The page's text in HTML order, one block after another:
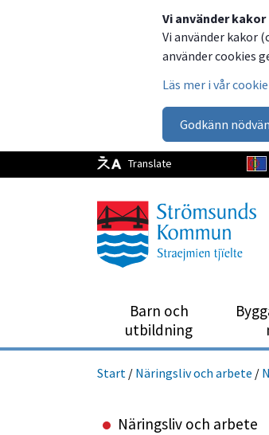
Vi använder kakor
Vi använder kakor
använder cookies
Läs mer i vår
Godkänn
Translate
Barn och
utbild­ning
Start / Närings­liv och arbete /
Närings­liv och arbete